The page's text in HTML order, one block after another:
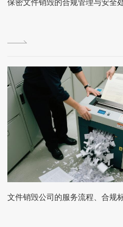
保密文件销毁的合规管理与安全
文件销毁公司的服务流程、合规